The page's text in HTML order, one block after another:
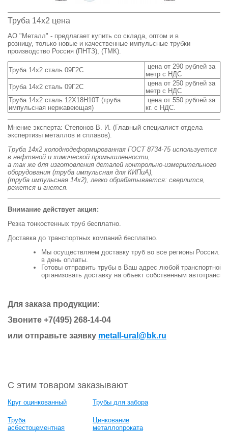
Труба 14х2 цена
АО " Металл" - предлагает купить со склада, оптом и в
розницу, только новые и качественные импульсные трубки
производство Россия (ПНТЗ), (ТМК).
Труба 14х2 сталь 09Г2С
цена от 290 рублей за
метр с НДС
Труба 14х2 сталь 09Г2С
цена от 250 рублей за
метр с НДС
Труба 14х2 сталь 12Х18Н10Т (труба
импульсная нержавеющая)
цена от 550 рублей за
кг. с НДС.
Мнение эксперта: Степонов В. И. (Главный специалист отдела
экспертизы металлов и сплавов).
Труба 14х2 холоднодеформированная ГОСТ 8734-75 используется
в нефтяной и химической промышленности,
а так же для изготовления деталей контрольно-измерительного
оборудования (труба импульсная для КИПиА),
(труба импульсная 14х2), легко обрабатывается: сверлится,
режется и гнется.
Внимание действует акция:
Резка тонкостенных труб бесплатно.
Доставка до транспортных компаний бесплатно.
Мы осуществляем доставку труб во все регионы России
в день оплаты.
Готовы отправить трубы в Ваш адрес любой транспортной
организовать доставку на объект собственным
Для заказа продукции:
Звоните +7(495) 268-14-04
или отправьте заявку metall-ural@bk.ru
С этим товаром заказывают
Круг оцинкованный Трубы для забора
Труба
асбестоцементная
Цинкование
металлопроката